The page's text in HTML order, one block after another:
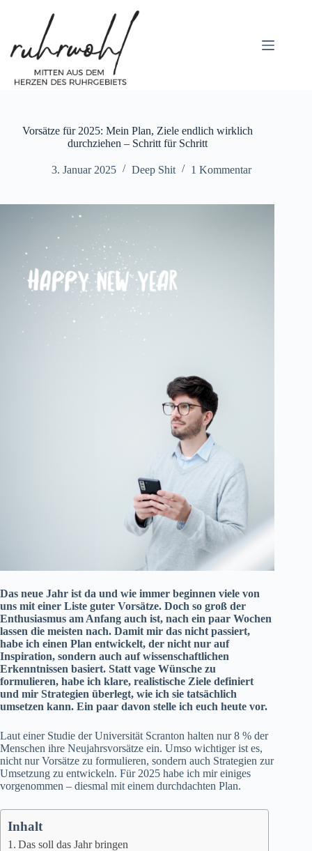
Vorsätze für 2025: Mein Plan, Ziele endlich wirklich
durchziehen – Schritt für Schritt
3. Januar 2025 Deep Shit 1 Kommentar
Das neue Jahr ist da und wie immer beginnen viele von
uns mit einer Liste guter Vorsätze. Doch so groß der
Enthusiasmus am Anfang auch ist, nach ein paar Wochen
lassen die meisten nach. Damit mir das nicht passiert,
habe ich einen Plan entwickelt, der nicht nur auf
Inspiration, sondern auch auf wissenschaftlichen
Erkenntnissen basiert. Statt vage Wünsche zu
formulieren, habe ich klare, realistische Ziele definiert
und mir Strategien überlegt, wie ich sie tatsächlich
umsetzen kann. Ein paar davon stelle ich euch heute vor.
Laut einer Studie der Universität Scranton halten nur 8 % der
Menschen ihre Neujahrsvorsätze ein. Umso wichtiger ist es,
nicht nur Vorsätze zu formulieren, sondern auch Strategien zur
Umsetzung zu entwickeln. Für 2025 habe ich mir einiges
vorgenommen – diesmal mit einem durchdachten Plan.
Inhalt
Das soll das Jahr bringen